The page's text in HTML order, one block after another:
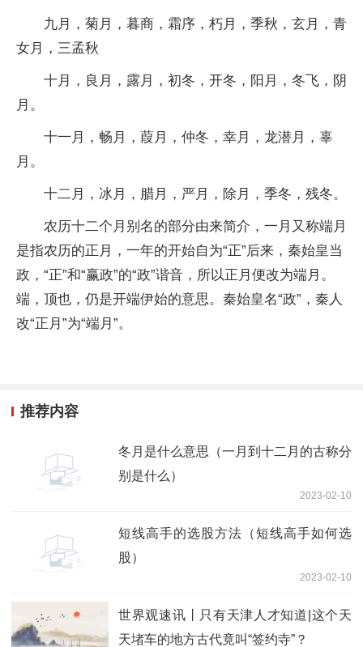
九月，菊月，暮商，霜序，朽月，季秋，玄月，青
女月，三孟秋
十月，良月，露月，初冬，开冬，阳月，冬飞，阴
月。
十一月，畅月，葭月，仲冬，幸月，龙潜月，辜
月。
十二月，冰月，腊月，严月，除月，季冬，残冬。
农历十二个月别名的部分由来简介，一月又称端月
是指农历的正月，一年的开始自为“正”后来，秦始皇当
政，“正”和“赢政”的“政”谐音，所以正月便改为端月。
端，顶也，仍是开端伊始的意思。秦始皇名“政”，秦人
改“正月”为“端月”。
推荐内容
冬月是什么意思（一月到十二月的古称分
别是什么）
2023-02-10
短线高手的选股方法（短线高手如何选
股）
2023-02-10
世界观速讯丨只有天津人才知道|这个天
天堵车的地方古代竟叫“签约寺”？